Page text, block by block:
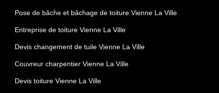
Pose de bâche et bâchage de toiture Vienne La Ville
Entreprise de toiture Vienne La Ville
Devis changement de tuile Vienne La Ville
Couvreur charpentier Vienne La Ville
Devis toiture Vienne La Ville